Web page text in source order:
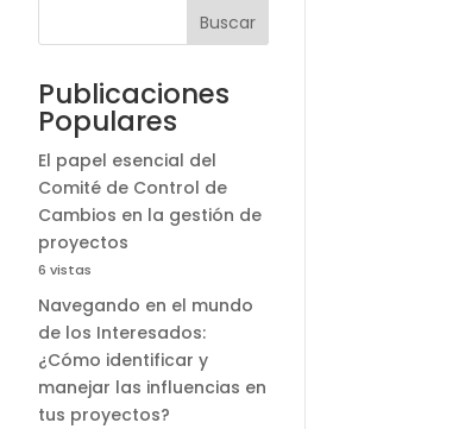
Buscar
Publicaciones
Populares
El papel esencial del
Comité de Control de
Cambios en la gestión de
proyectos
6 vistas
Navegando en el mundo
de los Interesados:
¿Cómo identificar y
manejar las influencias en
tus proyectos?